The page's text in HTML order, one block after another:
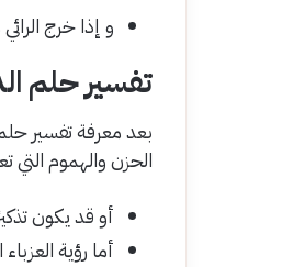
و إذا خرج
تفسير حلم
بعد معرفة تفسير
الحزن والهموم التي
أو قد يكون
أما رؤية